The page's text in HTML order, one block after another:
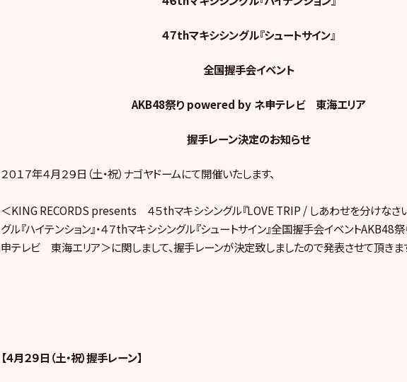
４７thマキシシングル『シュートサイン』
全国握手会イベント
AKB48祭りpowered by ネ申テレビ 東海エリア
握手レーン決定のお知らせ
２０１７年４月２９日（土・祝）ナゴヤドームにて開催いたします、
＜KING RECORDS presents ４５thマキシシングル『LOVE TRIP / しあわせを分けなさい
グル『ハイテンション』・４７thマキシシングル『シュートサイン』全国握手会イベント
申テレビ 東海エリア＞に関しまして、握手レーンが決定致しましたので発表させて頂きま
【４月２９日（土・祝）握手レーン】